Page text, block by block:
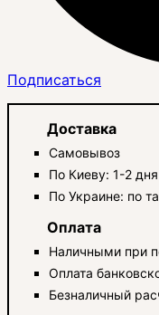
Подписаться
Доставка
Самовывоз
По Киеву: 1-2 дня
По Украине: по
Оплата
Наличными при
Оплата
Безналичный